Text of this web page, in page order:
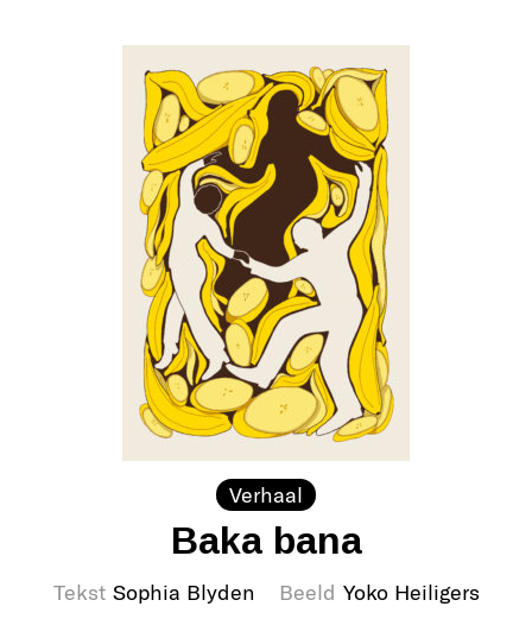
Verhaal
Baka bana
Tekst Sophia Blyden Beeld Yoko Heiligers